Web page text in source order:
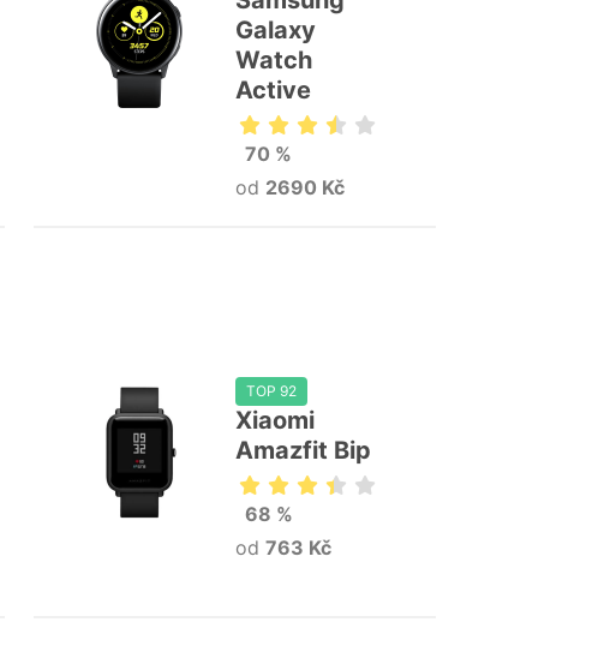
Galaxy
Watch
Active
70 %
od 2690 Kč
TOP 92
Xiaomi
Amazfit Bip
68 %
od 763 Kč